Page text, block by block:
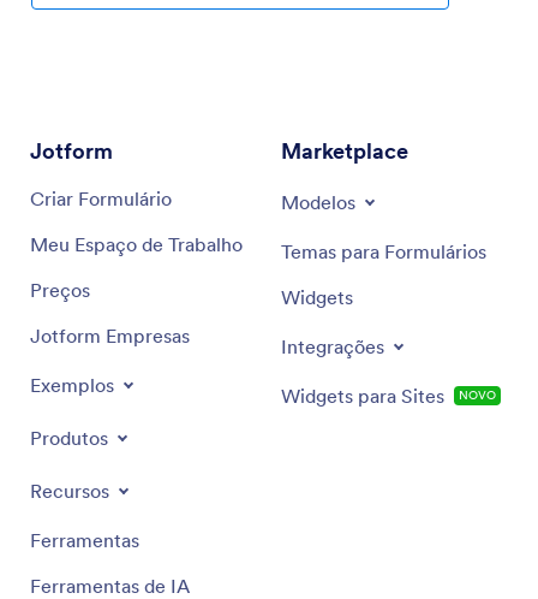
Jotform
Criar Formulário
Meu Espaço de Trabalho
Preços
Jotform Empresas
Exemplos
Produtos
Recursos
Ferramentas
Ferramentas de IA
Marketplace
Modelos
Temas para Formulários
Widgets
Integrações
Widgets para Sites NOVO